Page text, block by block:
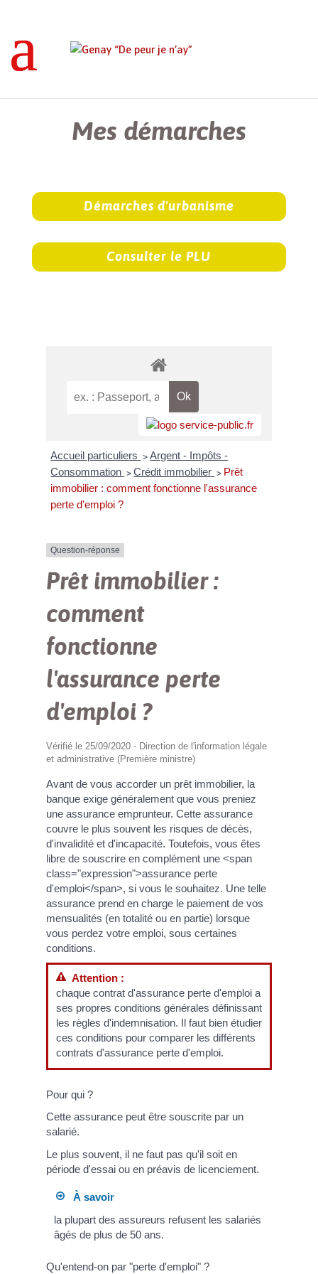
Mes démarches
Démarches d'urbanisme
Consulter le PLU
Accueil particuliers > Argent - Impôts -
Consommation > Crédit immobilier > Prêt
immobilier : comment fonctionne l'assurance
perte d'emploi ?
Question-réponse
Prêt immobilier :
comment
fonctionne
l'assurance perte
d'emploi ?
Vérifié le 25/09/2020 - Direction de l'information légale
et administrative (Première ministre)
Avant de vous accorder un prêt immobilier, la
banque exige généralement que vous preniez
une assurance emprunteur. Cette assurance
couvre le plus souvent les risques de décès,
d'invalidité et d'incapacité. Toutefois, vous êtes
libre de souscrire en complément une <span
class="expression">assurance perte
d'emploi</span>, si vous le souhaitez. Une telle
assurance prend en charge le paiement de vos
mensualités (en totalité ou en partie) lorsque
vous perdez votre emploi, sous certaines
conditions.
Attention :
chaque contrat d'assurance perte d'emploi a
ses propres conditions générales définissant
les règles d'indemnisation. Il faut bien étudier
ces conditions pour comparer les différents
contrats d'assurance perte d'emploi.
Pour qui ?
Cette assurance peut être souscrite par un
salarié.
Le plus souvent, il ne faut pas qu'il soit en
période d'essai ou en préavis de licenciement.
À savoir
la plupart des assureurs refusent les salariés
âgés de plus de 50 ans.
Qu'entend-on par "perte d'emploi" ?